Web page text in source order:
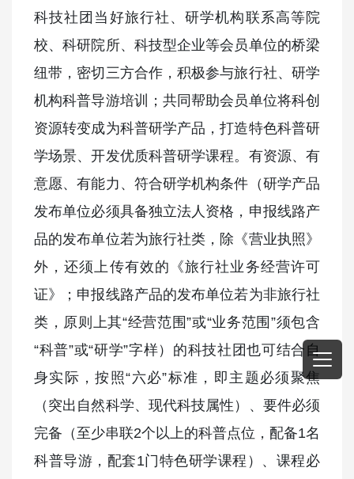
科技社团当好旅行社、研学机构联系高等院
校、科研院所、科技型企业等会员单位的桥梁
纽带，密切三方合作，积极参与旅行社、研学
机构科普导游培训；共同帮助会员单位将科创
资源转变成为科普研学产品，打造特色科普研
学场景、开发优质科普研学课程。有资源、有
意愿、有能力、符合研学机构条件（研学产品
发布单位必须具备独立法人资格，申报线路产
品的发布单位若为旅行社类，除《营业执照》
外，还须上传有效的《旅行社业务经营许可
证》；申报线路产品的发布单位若为非旅行社
类，原则上其“经营范围”或“业务范围”须包含
“科普”或“研学”字样）的科技社团也可结合自
身实际，按照“六必”标准，即主题必须聚焦
（突出自然科学、现代科技属性）、要件必须
完备（至少串联2个以上的科普点位，配备1名
科普导游，配套1门特色研学课程）、课程必